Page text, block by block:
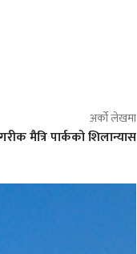
अर्को लेखमा
मैत्रि पार्कको शिलान्यास